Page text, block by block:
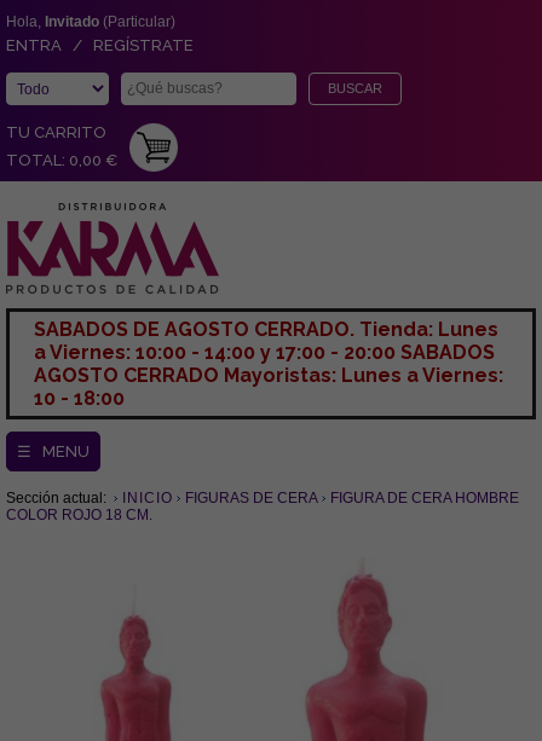
Hola, Invitado (Particular)
ENTRA / REGÍSTRATE
TU CARRITO
TOTAL: 0,00 €
SABADOS DE AGOSTO CERRADO. Tienda: Lunes
a Viernes: 10:00 - 14:00 y 17:00 - 20:00 SABADOS
AGOSTO CERRADO Mayoristas: Lunes a Viernes:
10 - 18:00
☰ MENU
Sección actual: INICIO FIGURAS DE CERA
FIGURA DE CERA HOMBRE
COLOR ROJO 18 CM.